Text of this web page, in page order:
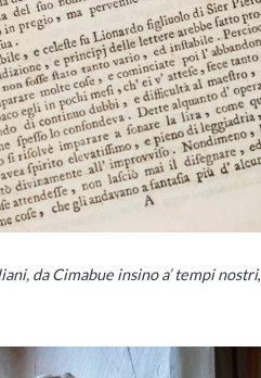
da Cimabue insino a’ tempi nostri,